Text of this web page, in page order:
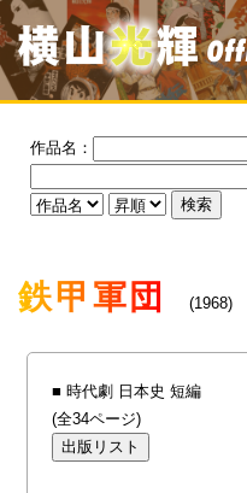
作品名：
鉄甲軍団 (1968)
■ 時代劇 日本史 短編
(全34ページ)